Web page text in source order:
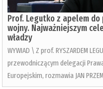
Prof. Legutko z apelem
wojny. Najważniejszym
władzy
WYWIAD \ Z prof. RYSZARDEM
przewodniczącym delegacji
Europejskim, rozmawia JAN